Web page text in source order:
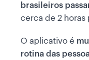
brasileiros
cerca de 2 horas
O aplicativo é
rotina das